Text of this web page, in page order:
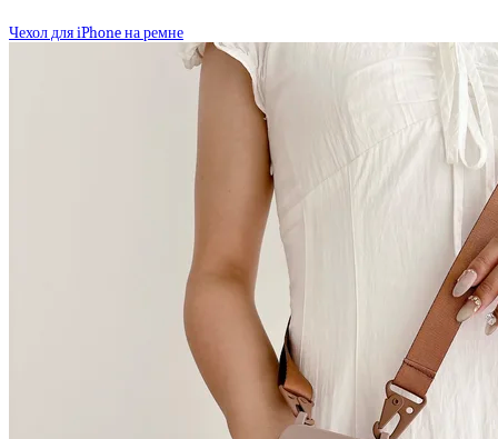
Чехол для iPhone на ремне